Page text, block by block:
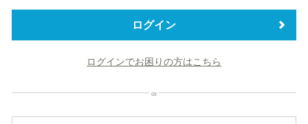
替
ログイン
ログインでお困りの方はこちら